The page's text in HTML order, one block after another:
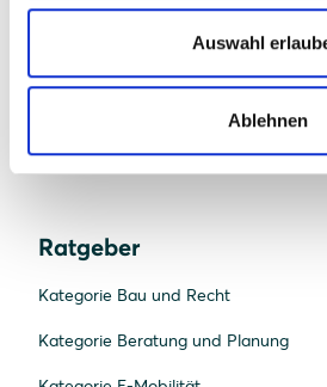
Auswahl
Ablehnen
FAQ Solarwatt
Ratgeber
Kategorie Bau und Recht
Kategorie Beratung und Planung